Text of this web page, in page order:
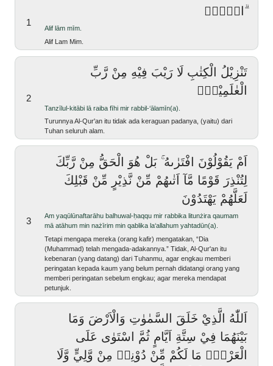
1
الۤمّۤ ۗ
alif lām mīm.
Alif Lam Mim.
2
تَنْزِيْلُ الْكِتٰبِ لَا رَيْبَ فِيْهِ مِنْ رَّبِّ
الْعٰلَمِيْنَۗ
tanzīlul-kitābi lā raiba fīhi mir rabbil-‘ālamīn(a).
Turunnya Al-Qur'an itu tidak ada keraguan padanya, (yaitu) dari
Tuhan seluruh alam.
3
لِتُنْذِرَ قَوْمًا مَّآ اَتٰىهُمْ مِّنْ نَّذِيْرٍ مِّنْ قَبْلِكَ
لَعَلَّهُمْ يَهْتَدُوْنَ
am yaqūlūnaftarāhu balhuwal-ḥaqqu mir rabbika litunżira qaumam
mā atāhum min nażīrim min qablika la‘allahum yahtadūn(a).
Tetapi mengapa mereka (orang kafir) mengatakan, “Dia
(Muhammad) telah mengada-adakannya.” Tidak, Al-Qur'an itu
kebenaran (yang datang) dari Tuhanmu, agar engkau memberi
peringatan kepada kaum yang belum pernah didatangi orang yang
memberi peringatan sebelum engkau; agar mereka mendapat
petunjuk.
بَيْنَهُمَا فِيْ سِتَّةِ اَيَّامٍ ثُمَّ اسْتَوٰى عَلَى
الْعَرْشِۗ مَا لَكُمْ مِّنْ دُوْنِهٖ مِنْ وَّلِيٍّ وَّلَا